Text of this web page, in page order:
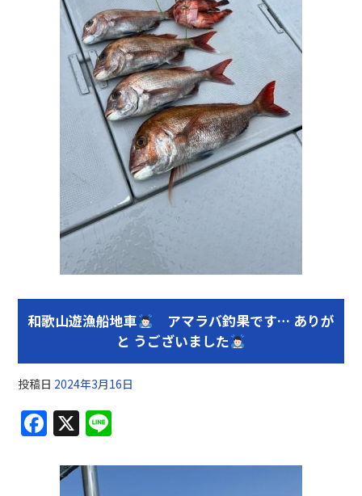
和歌山遊漁船地車
アマラバ釣果です… ありが
と うございました
投稿日 2024年3月16日
F
a
c
X
e